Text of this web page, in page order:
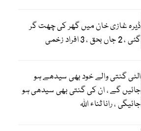
ڈیرہ غازی خان میں گھر کی چھت گر
گئی ، 2 جاں بحق ، 3 افراد زخمی
الٹی گنتی والے خود بھی سیدھے ہو
جائیں گے ، ان کی گنتی بھی سیدھی ہو
جائیگی ، رانا ثناء اللہ